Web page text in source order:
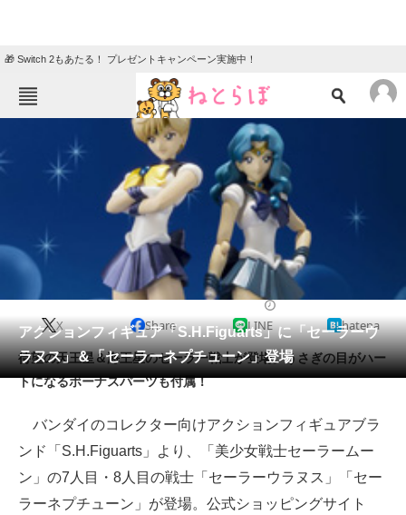
🎁 Switch 2もあたる！ プレゼントキャンペーン実施中！
ニュース
クイズ
地域
住まい 教育・育児
リサーチ
会員記事
メディア
ITの今と未来を見通す
スマホと通信の最新トレンド
アクションフィギュア「S.H.Figuarts」に「セーラーウ
ラヌス」＆「セーラーネプチューン」登場
X Share LINE hatena
待望の天王星＆海王星のセーラー戦士が登場。うさぎの目がハー
トになるボーナスパーツも付属！
バンダイのコレクター向けアクションフィギュアブラ
ンド「S.H.Figuarts」より、「美少女戦士セーラームー
ン」の7人目・8人目の戦士「セーラーウラヌス」「セー
ラーネプチューン」が登場。公式ショッピングサイト